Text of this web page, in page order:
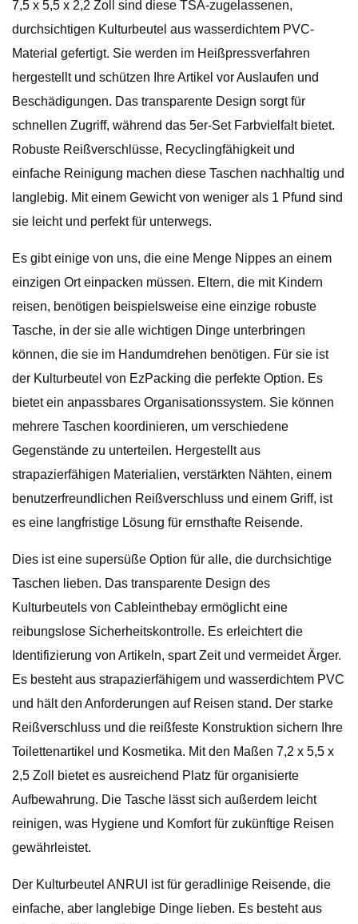
7,5 x 5,5 x 2,2 Zoll sind diese TSA-zugelassenen,
durchsichtigen Kulturbeutel aus wasserdichtem PVC-
Material gefertigt. Sie werden im Heißpressverfahren
hergestellt und schützen Ihre Artikel vor Auslaufen und
Beschädigungen. Das transparente Design sorgt für
schnellen Zugriff, während das 5er-Set Farbvielfalt bietet.
Robuste Reißverschlüsse, Recyclingfähigkeit und
einfache Reinigung machen diese Taschen nachhaltig und
langlebig. Mit einem Gewicht von weniger als 1 Pfund sind
sie leicht und perfekt für unterwegs.
Es gibt einige von uns, die eine Menge Nippes an einem
einzigen Ort einpacken müssen. Eltern, die mit Kindern
reisen, benötigen beispielsweise eine einzige robuste
Tasche, in der sie alle wichtigen Dinge unterbringen
können, die sie im Handumdrehen benötigen. Für sie ist
der Kulturbeutel von EzPacking die perfekte Option. Es
bietet ein anpassbares Organisationssystem. Sie können
mehrere Taschen koordinieren, um verschiedene
Gegenstände zu unterteilen. Hergestellt aus
strapazierfähigen Materialien, verstärkten Nähten, einem
benutzerfreundlichen Reißverschluss und einem Griff, ist
es eine langfristige Lösung für ernsthafte Reisende.
Dies ist eine supersüße Option für alle, die durchsichtige
Taschen lieben. Das transparente Design des
Kulturbeutels von Cableinthebay ermöglicht eine
reibungslose Sicherheitskontrolle. Es erleichtert die
Identifizierung von Artikeln, spart Zeit und vermeidet Ärger.
Es besteht aus strapazierfähigem und wasserdichtem PVC
und hält den Anforderungen auf Reisen stand. Der starke
Reißverschluss und die reißfeste Konstruktion sichern Ihre
Toilettenartikel und Kosmetika. Mit den Maßen 7,2 x 5,5 x
2,5 Zoll bietet es ausreichend Platz für organisierte
Aufbewahrung. Die Tasche lässt sich außerdem leicht
reinigen, was Hygiene und Komfort für zukünftige Reisen
gewährleistet.
Der Kulturbeutel ANRUI ist für geradlinige Reisende, die
einfache, aber langlebige Dinge lieben. Es besteht aus